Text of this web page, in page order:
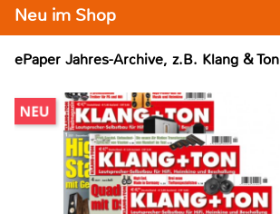
Neu im Shop
ePaper Jahres-Archive, z.B. Klang & Ton